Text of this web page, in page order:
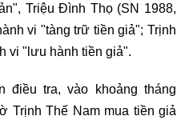
Triệu Đình Thọ (SN 1988,
vi "tàng trữ tiền giả"; Trịnh
vi "lưu hành tiền giả".
điều tra, vào khoảng tháng
Trịnh Thế Nam mua tiền giả